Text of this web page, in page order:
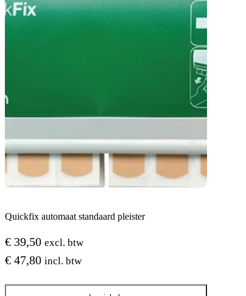
Quickfix automaat standaard pleister
€ 39,50 excl. btw
€ 47,80 incl. btw
Quickfix